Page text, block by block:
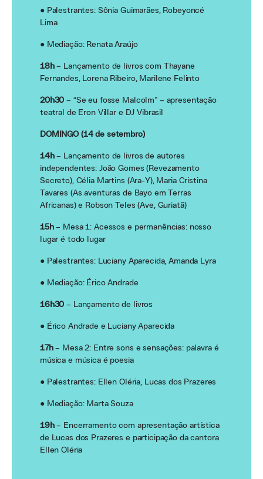
● Palestrantes: Sônia Guimarães, Robeyoncé
Lima
● Mediação: Renata Araújo
18h– Lançamento de livros com Thayane
Fernandes, Lorena Ribeiro, Marilene Felinto
20h30 – “Se eu fosse Malcolm” – apresentação
teatral de Eron Villar e DJ Vibrasil
DOMINGO (14 de setembro)
14h– Lançamento de livros de autores
independentes: João Gomes (Revezamento
Secreto), Célia Martins (Ara-Y), Maria Cristina
Tavares (As aventuras de Bayo em Terras
Africanas) e Robson Teles (Ave, Guriatã)
15h– Mesa 1: Acessos e permanências: nosso
lugar é todo lugar
● Palestrantes: Luciany Aparecida, Amanda Lyra
● Mediação: Érico Andrade
16h30 – Lançamento de livros
● Érico Andrade e Luciany Aparecida
17h– Mesa 2: Entre sons e sensações: palavra é
música e música é poesia
● Palestrantes: Ellen Oléria, Lucas dos Prazeres
● Mediação: Marta Souza
19h– Encerramento com apresentação artística
de Lucas dos Prazeres e participação da cantora
Ellen Oléria